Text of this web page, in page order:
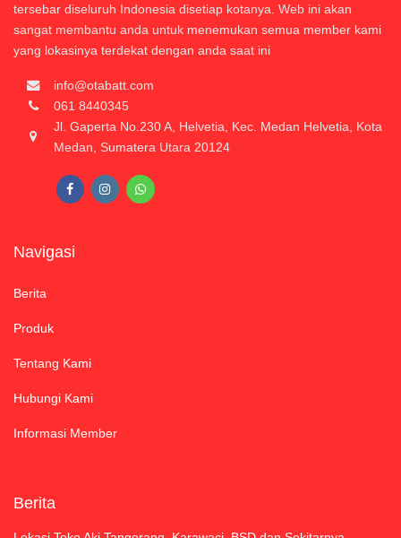
tersebar diseluruh Indonesia disetiap kotanya. Web ini akan
sangat membantu anda untuk menemukan semua member kami
yang lokasinya terdekat dengan anda saat ini
info@otabatt.com
061 8440345
Jl. Gaperta No.230 A, Helvetia, Kec. Medan Helvetia, Kota
Medan, Sumatera Utara 20124
Navigasi
Berita
Produk
Tentang Kami
Hubungi Kami
Informasi Member
Berita